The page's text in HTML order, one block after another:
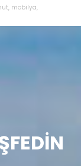
, mobilya,